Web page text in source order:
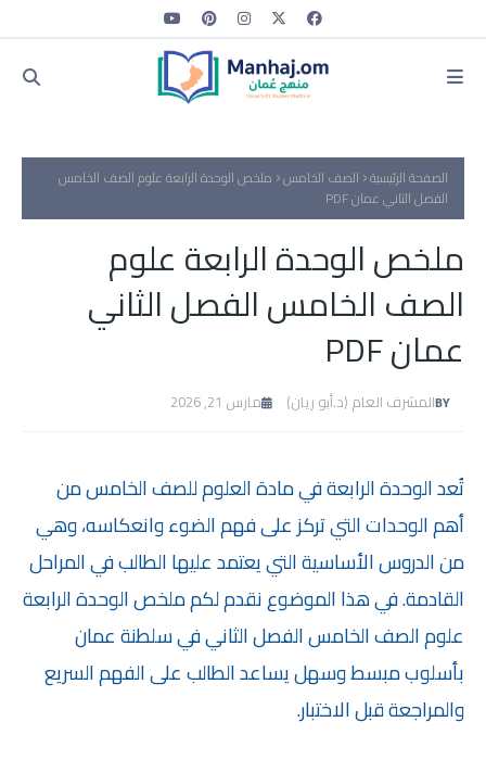
الصفحة الرئيسية الصف الخامس ملخص الوحدة الرابعة علوم الصف الخامس
الفصل الثاني عمان PDF
ملخص الوحدة الرابعة علوم
الصف الخامس الفصل الثاني
عمان PDF
المشرف العام (د.أبو ريان) مارس 21, 2026
تُعدالوحدة الرابعة في مادة العلوم للصف الخامسمن
أهم الوحدات التي تركز على فهمالضوء وانعكاسه، وهي
من الدروس الأساسية التي يعتمد عليها الطالب في المراحل
القادمة. في هذا الموضوع نقدم لكمملخص الوحدة الرابعة
علوم الصف الخامس الفصل الثاني في سلطنة عمان
بأسلوب مبسط وسهل يساعد الطالب على الفهم السريع
والمراجعة قبل الاختبار.